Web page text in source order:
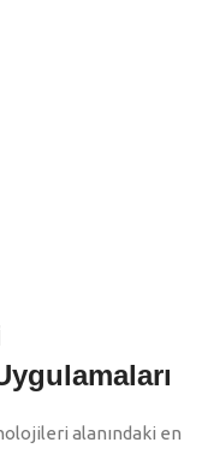
alanındaki en